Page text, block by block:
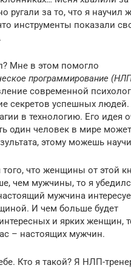
ругали за то, что я научил
инструменты показали
Мне в этом помогло
программирование
современной
секретов успешных людей.
в технологию. Его идея
один человек в мире
этому можешь
того, что женщины от этой
чем мужчины, то я
мужчина
И чем больше будет
и ярких женщин,
– настоящих мужчин.
Кто я такой? Я НЛП-